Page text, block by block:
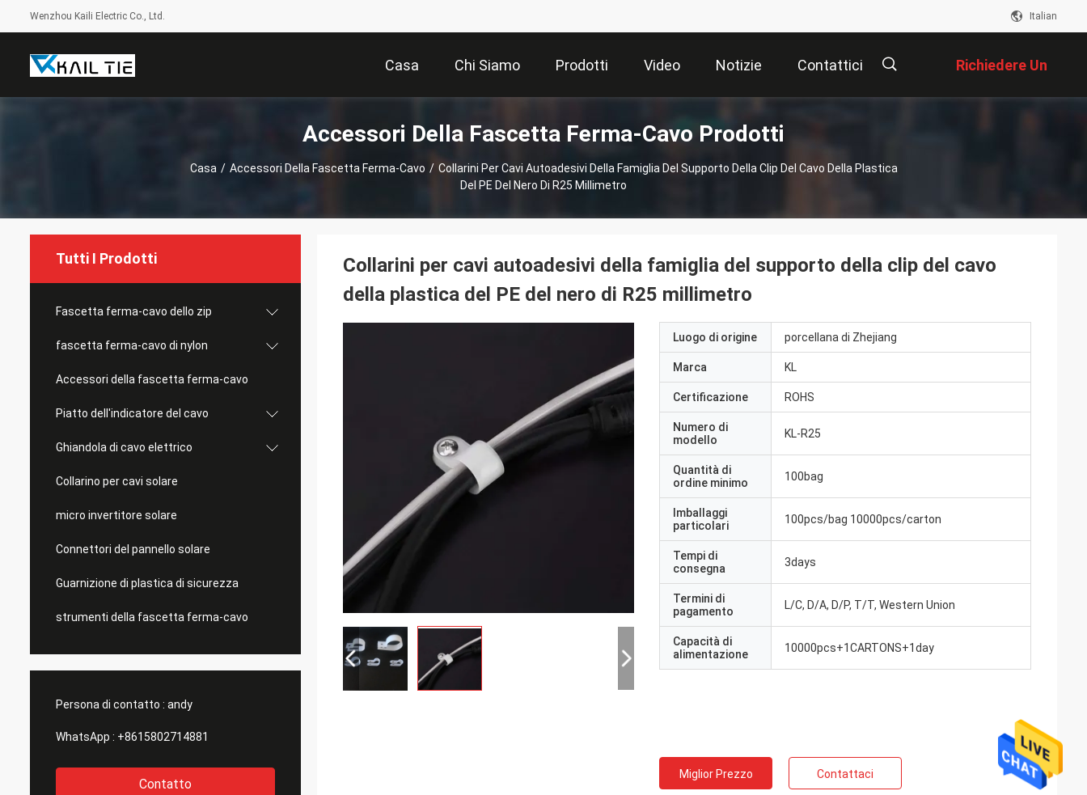
Wenzhou Kaili Electric Co., Ltd. Italian
Casa Chi Siamo Prodotti Video Notizie Contattici Richiedere Un
Preventivo
Accessori Della Fascetta Ferma-Cavo Prodotti
Casa / Accessori Della Fascetta Ferma-Cavo / Collarini Per Cavi Autoadesivi Della Famiglia Del Supporto Della Clip Del Cavo Della Plastica
Del PE Del Nero Di R25 Millimetro
Tutti I Prodotti
Fascetta ferma-cavo dello zip
fascetta ferma-cavo di nylon
Accessori della fascetta ferma-cavo
Piatto dell'indicatore del cavo
Ghiandola di cavo elettrico
Collarino per cavi solare
micro invertitore solare
Connettori del pannello solare
Guarnizione di plastica di sicurezza
strumenti della fascetta ferma-cavo
Persona di contatto : andy
WhatsApp : +8615802714881
Contatto
Collarini per cavi autoadesivi della famiglia del supporto della clip del cavo
della plastica del PE del nero di R25 millimetro
Luogo di origine porcellana di Zhejiang
Marca KL
Certificazione ROHS
Numero di
modello
KL-R25
Quantità di
ordine minimo
100bag
Imballaggi
particolari
100pcs/bag 10000pcs/carton
Tempi di
consegna
3days
Termini di
pagamento
L/C, D/A, D/P, T/T, Western Union
Capacità di
alimentazione
10000pcs+1CARTONS+1day
Miglior Prezzo Contattaci